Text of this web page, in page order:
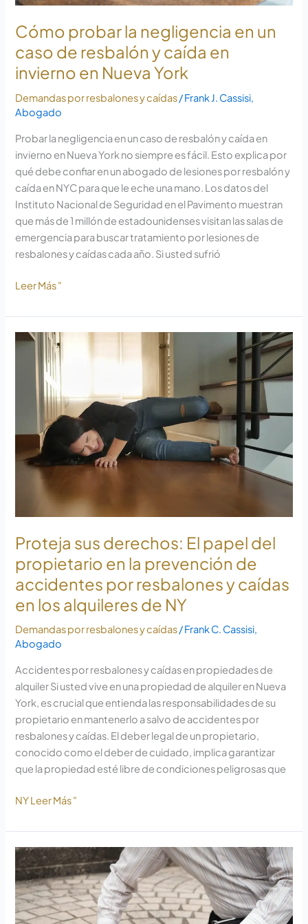
Cómo probar la negligencia en un
caso de resbalón y caída en
invierno en Nueva York
Demandas por resbalones y caídas/Frank J. Cassisi,
Abogado
Probar la negligencia en un caso de resbalón y caída en
invierno en Nueva York no siempre es fácil. Esto explica por
qué debe confiar en un abogado de lesiones por resbalón y
caída en NYC para que le eche una mano. Los datos del
Instituto Nacional de Seguridad en el Pavimento muestran
que más de 1 millón de estadounidenses visitan las salas de
emergencia para buscar tratamiento por lesiones de
resbalones y caídas cada año. Si usted sufrió
en
York
Leer Más "
Proteja sus derechos: El papel del
propietario en la prevención de
accidentes por resbalones y caídas
en los alquileres de NY
Demandas por resbalones y caídas/Frank C. Cassisi,
Abogado
Accidentes por resbalones y caídas en propiedades de
alquiler Si usted vive en una propiedad de alquiler en Nueva
York, es crucial que entienda las responsabilidades de su
propietario en mantenerlo a salvo de accidentes por
resbalones y caídas. El deber legal de un propietario,
conocido como el deber de cuidado, implica garantizar
que la propiedad esté libre de condiciones peligrosas que
Proteja
Derechos:
papel
propietario
en
prevención
accidentes
por
resbalones
y
caídas
en
alquileres
NY Leer Más "
Derechos
de
un
inquilino
en